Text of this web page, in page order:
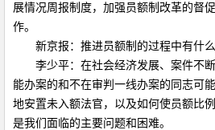
展情况周报制度，加强员额制改革的督
作。
新京报：推进员额制的过程中有什么
李少平：在社会经济发展、案件不断
能办案的和不在审判一线办案的同志可
地安置未入额法官，以及如何使员额比
是我们面临的主要问题和困难。